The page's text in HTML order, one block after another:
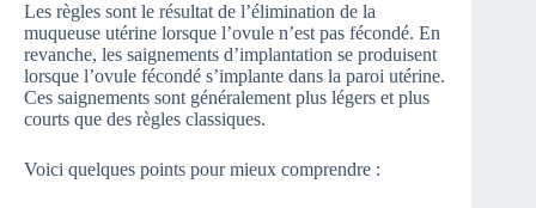
Les règles sont le résultat de l’élimination de la
muqueuse utérine lorsque l’ovule n’est pas fécondé. En
revanche, les saignements d’implantation se produisent
lorsque l’ovule fécondé s’implante dans la paroi utérine.
Ces saignements sont généralement plus légers et plus
courts que des règles classiques.
Voici quelques points pour mieux comprendre :